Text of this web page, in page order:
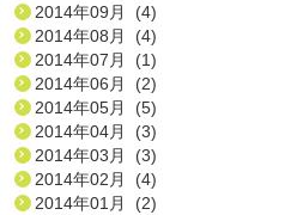
2014年09月 (4)
2014年08月 (4)
2014年07月 (1)
2014年06月 (2)
2014年05月 (5)
2014年04月 (3)
2014年03月 (3)
2014年02月 (4)
2014年01月 (2)